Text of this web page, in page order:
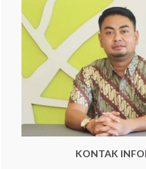
KONTAK